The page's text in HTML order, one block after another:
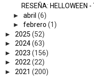
RESEÑA: HELLOWEEN
► abril (6)
► febrero (1)
► 2025 (52)
► 2024(63)
► 2023 (156)
► 2022(22)
► 2021 (200)